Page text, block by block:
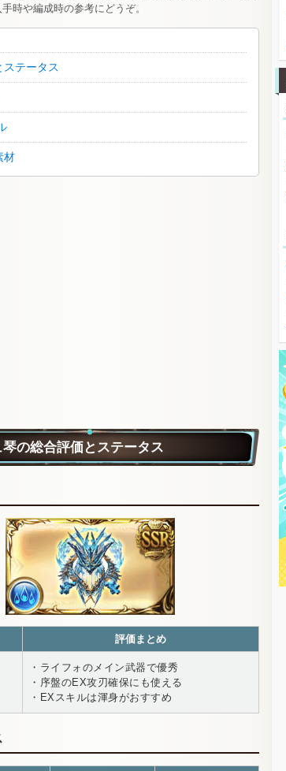
時や編成時の参考にどうぞ。
ステータス
材
の総合評価とステータス
評価まとめ
・ライフォのメイン武器で優秀
・序盤のEX攻刃確保にも使える
・EXスキルは渾身がおすすめ